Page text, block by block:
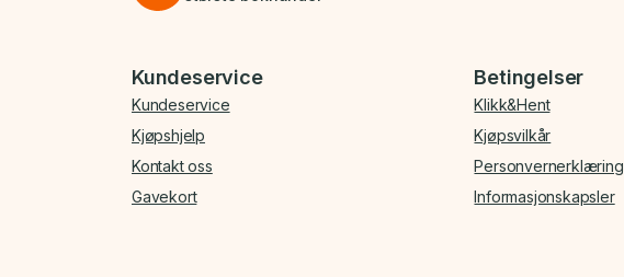
Bunnmeny
Kundeservice
Kundeservice
Kjøpshjelp
Kontakt oss
Gavekort
Betingelser
Klikk&Hent
Kjøpsvilkår
Personvernerklæring
Informasjonskapsler